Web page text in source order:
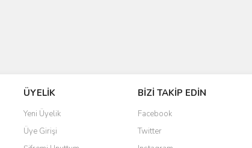
ÜYELİK
Yeni Üyelik
Üye Girişi
BİZİ TAKİP EDİN
Facebook
Twitter